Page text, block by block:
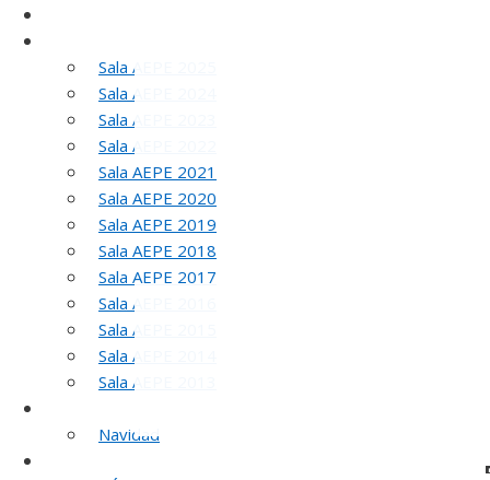
Sala AEPE 2025
Sala AEPE 2024
Sala AEPE 2023
Sala AEPE 2022
Sala AEPE 2021
Sala AEPE 2020
Sala AEPE 2019
Sala AEPE 2018
Sala AEPE 2017
Sala AEPE 2016
Sala AEPE 2015
Sala AEPE 2014
Sala AEPE 2013
Navidad